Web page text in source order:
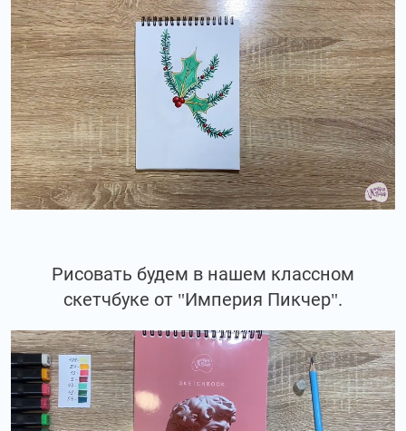
Рисовать будем в нашем классном
скетчбуке от "Империя Пикчер".